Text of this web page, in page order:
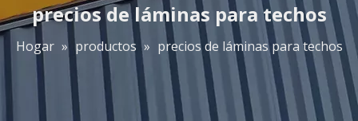
precios de láminas para techos
Hogar » productos » precios de láminas para techos